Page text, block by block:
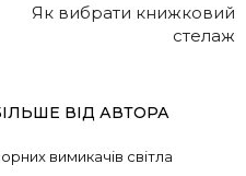
Як вибрати книжковий
стелаж
ВІД АВТОРА
вимикачів світла